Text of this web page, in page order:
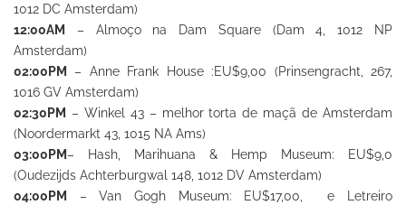
1012 DC Amsterdam)
12:00AM
– Almoço na Dam Square (Dam 4, 1012 NP
Amsterdam)
02:00PM
– Anne Frank House :EU$9,00 (Prinsengracht, 267,
1016 GV Amsterdam)
02:30PM – Winkel 43 – melhor torta de maçã de Amsterdam
(Noordermarkt 43, 1015 NA Ams)
03:00PM– Hash, Marihuana & Hemp Museum: EU$9,0
(Oudezijds Achterburgwal 148, 1012 DV Amsterdam)
04:00PM
– Van Gogh Museum: EU$17,00, e Letreiro